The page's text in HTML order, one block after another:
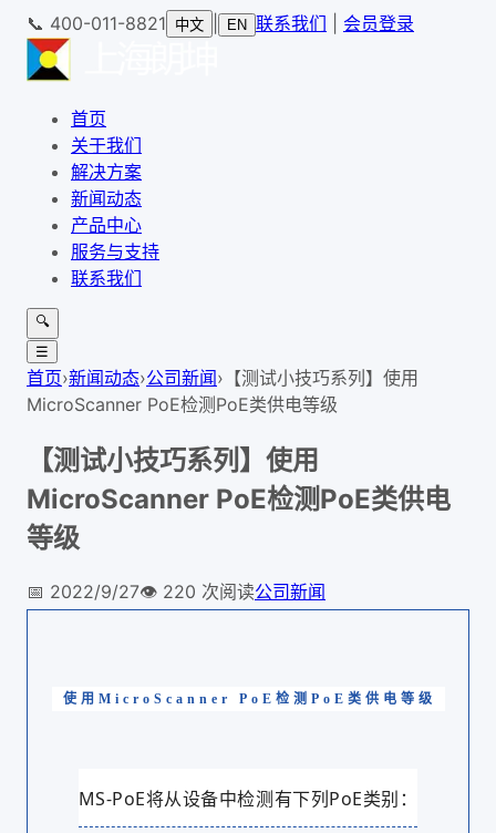
📞 400-011-8821 中文 EN 联系我们 会员登录
首页
关于我们
解决方案
新闻动态
产品中心
服务与支持
联系我们
🔍
☰
首页›新闻动态›公司新闻› 【测试小技巧系列】使用
MicroScanner PoE检测PoE类供电等级
【测试小技巧系列】使用
MicroScanner PoE检测PoE类供电
等级
📅 2022/9/27👁️ 220 次阅读公司新闻
使用MicroScanner PoE检测PoE类供电等级
MS-PoE将从设备中检测有下列PoE类别：